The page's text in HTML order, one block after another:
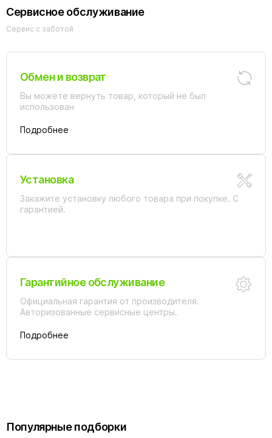
Сервисное обслуживание
Сервис с заботой
Обмен и возврат
Вы можете вернуть товар, который не был
использован
Подробнее
Установка
Закажите установку любого товара при покупке. С
гарантией.
Гарантийное обслуживание
Официальная гарантия от производителя.
Авторизованные сервисные центры.
Подробнее
Популярные подборки